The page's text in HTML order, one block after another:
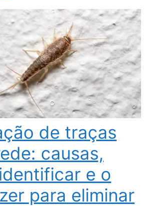
de traças
causas,
e o
para eliminar